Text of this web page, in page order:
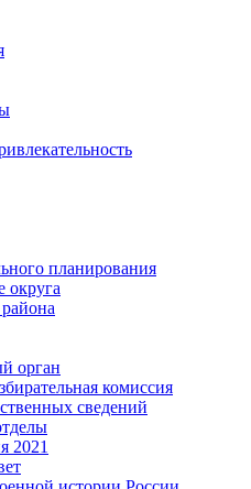
планирования
округа
орган
комиссия
сведений
2021